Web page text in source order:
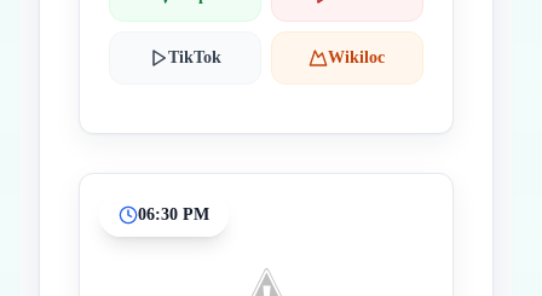
TikTok Wikiloc
06:30 PM